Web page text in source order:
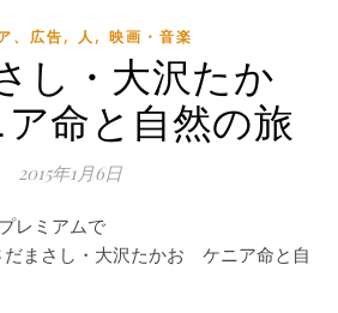
、広告, 人 , 映画・音楽
し・大沢たか
命と自然の旅
2015年1月6日
レミアムで
まさし・大沢たかお ケニア命と自